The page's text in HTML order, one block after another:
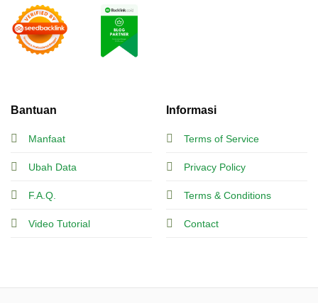
Bantuan
Manfaat
Ubah Data
F.A.Q.
Video Tutorial
Informasi
Terms of Service
Privacy Policy
Terms & Conditions
Contact